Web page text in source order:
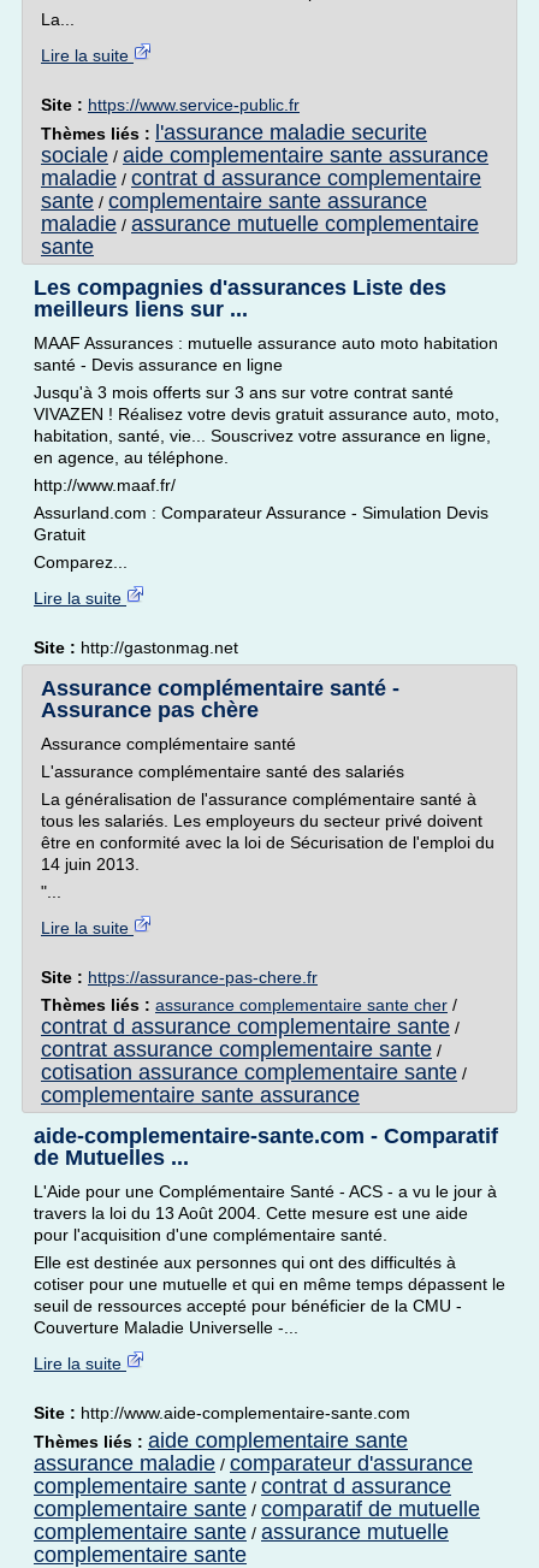
La...
Lire la suite
Site : https://www.service-public.fr
Thèmes liés :
l'assurance maladie securite
sociale / aide complementaire sante assurance
maladie / contrat d assurance complementaire
sante / complementaire sante assurance
maladie / assurance mutuelle complementaire
sante
Les compagnies d'assurances Liste des
meilleurs liens sur ...
MAAF Assurances : mutuelle assurance auto moto habitation
santé - Devis assurance en ligne
Jusqu'à 3 mois offerts sur 3 ans sur votre contrat santé
VIVAZEN ! Réalisez votre devis gratuit assurance auto, moto,
habitation, santé, vie... Souscrivez votre assurance en ligne,
en agence, au téléphone.
http://www.maaf.fr/
Assurland.com : Comparateur Assurance - Simulation Devis
Gratuit
Comparez...
Lire la suite
Site : http://gastonmag.net
Assurance complémentaire santé -
Assurance pas chère
Assurance complémentaire santé
L'assurance complémentaire santé des salariés
La généralisation de l'assurance complémentaire santé à
tous les salariés. Les employeurs du secteur privé doivent
être en conformité avec la loi de Sécurisation de l'emploi du
14 juin 2013.
"...
Lire la suite
Site : https://assurance-pas-chere.fr
Thèmes liés : assurance complementaire sante cher /
contrat d assurance complementaire sante /
contrat assurance complementaire sante /
cotisation assurance complementaire sante /
complementaire sante assurance
aide-complementaire-sante.com - Comparatif
de Mutuelles ...
L'Aide pour une Complémentaire Santé - ACS - a vu le jour à
travers la loi du 13 Août 2004. Cette mesure est une aide
pour l'acquisition d'une complémentaire santé.
Elle est destinée aux personnes qui ont des difficultés à
cotiser pour une mutuelle et qui en même temps dépassent le
seuil de ressources accepté pour bénéficier de la CMU -
Couverture Maladie Universelle -...
Lire la suite
Site : http://www.aide-complementaire-sante.com
Thèmes liés : aide complementaire sante
assurance maladie / comparateur d'assurance
complementaire sante / contrat d assurance
complementaire sante / comparatif de mutuelle
complementaire sante / assurance mutuelle
complementaire sante